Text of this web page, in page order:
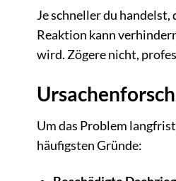
Je schneller du
Reaktion kann
wird. Zögere nicht,
Um das Problem
häufigsten Gründe: